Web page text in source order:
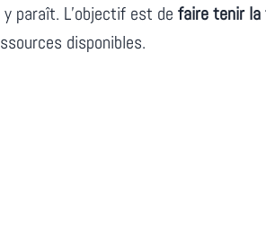
paraît. L’objectif est de faire tenir la
disponibles.